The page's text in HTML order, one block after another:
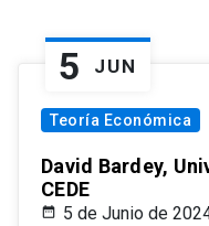
5 JUN
Teoría Económica
David Bardey,
CEDE
5 de Junio de